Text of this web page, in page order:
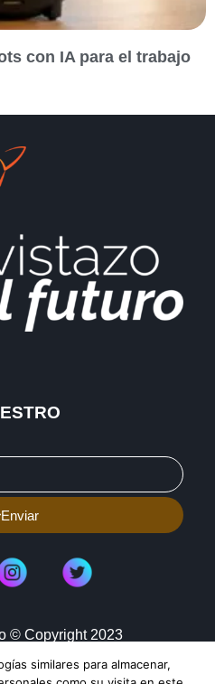
con IA para el trabajo
Enviar
© Copyright 2023
Política de Cookies
similares para almacenar,